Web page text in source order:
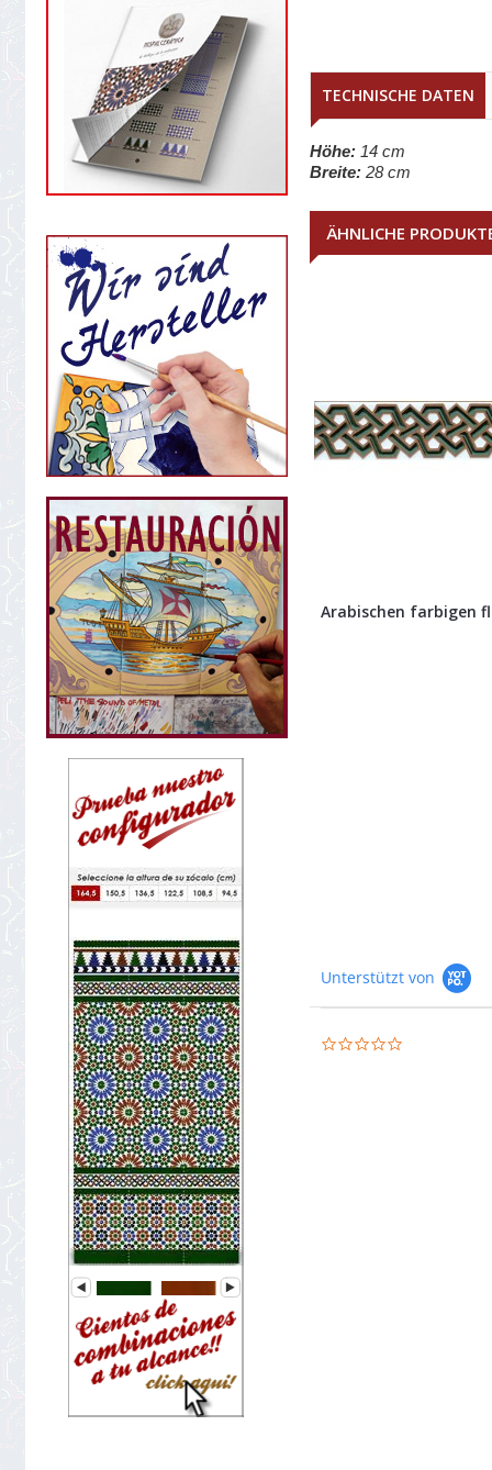
TECHNISCHE DATEN
Höhe: 14 cm
Breite: 28 cm
ÄHNLICHE
Arabischen farbigen
Unterstützt von